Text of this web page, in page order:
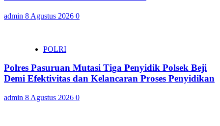
admin 8 Agustus 2026 0
POLRI
Polres Pasuruan Mutasi Tiga Penyidik Polsek Beji
Demi Efektivitas dan Kelancaran Proses Penyidikan
admin 8 Agustus 2026 0